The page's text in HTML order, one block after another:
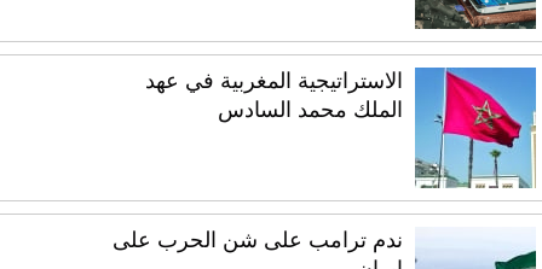
الاستراتيجية المغربية في عهد
الملك محمد السادس
ندم ترامب على شن الحرب على